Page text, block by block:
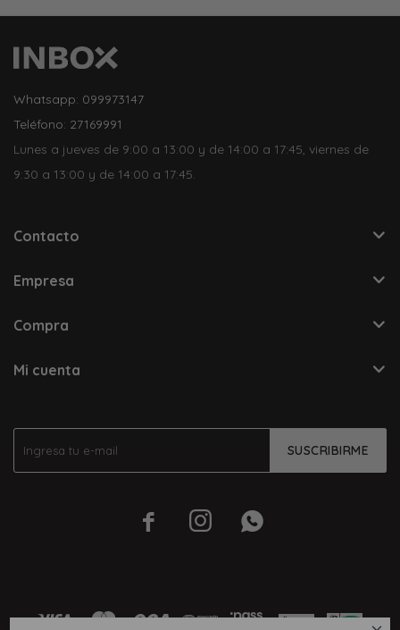
SUSCRIBIRME
  
Whatsapp: 099973147
Teléfono: 27169991
Lunes a jueves de 9:00 a 13:00 y de 14:00 a 17:45, viernes de
9:30 a 13:00 y de 14:00 a 17:45.
Contacto
Empresa
Compra
Mi cuenta